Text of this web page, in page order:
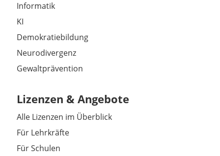
Informatik
KI
Demokratiebildung
Neurodivergenz
Gewaltprävention
Lizenzen & Angebote
Alle Lizenzen im Überblick
Für Lehrkräfte
Für Schulen